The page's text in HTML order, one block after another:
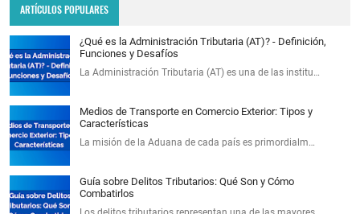
ARTÍCULOS POPULARES
¿Qué es la Administración Tributaria (AT)? - Definición,
Funciones y Desafíos
La Administración Tributaria (AT) es una de las institu…
Medios de Transporte en Comercio Exterior: Tipos y
Características
La misión de la Aduana de cada país es primordialm…
Guía sobre Delitos Tributarios: Qué Son y Cómo
Combatirlos